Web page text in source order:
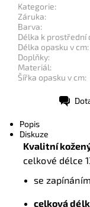
Kategorie:
Záruka:
Barva:
Délka k prostřední
Délka opasku v cm:
Doplňky:
Materiál:
Šířka opasku v cm:
Popis
Diskuze
Kvalitní
celkové délce
se zapínáním
celková